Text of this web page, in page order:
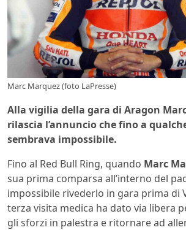
Marc Marquez (foto LaPresse)
Alla vigilia della gara di Aragon
rilascia l’annuncio che fino a
sembrava impossibile.
Fino al Red Bull Ring, quando Marc
sua prima comparsa all’interno del
impossibile rivederlo in gara prima di
terza visita medica ha dato via libera
gli sforzi in palestra e ritornare ad